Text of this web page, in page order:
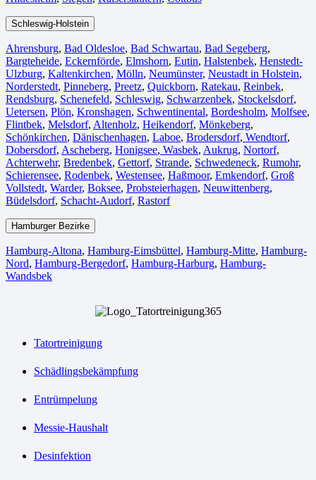
Schleswig-Holstein
Ahrensburg, Bad Oldesloe, Bad Schwartau, Bad Segeberg,
Bargteheide, Eckernförde, Elmshorn, Eutin, Halstenbek, Henstedt-
Ulzburg, Kaltenkirchen, Mölln, Neumünster, Neustadt in Holstein,
Norderstedt, Pinneberg, Preetz, Quickborn, Ratekau, Reinbek,
Rendsburg, Schenefeld, Schleswig, Schwarzenbek, Stockelsdorf,
Uetersen, Plön, Kronshagen, Schwentinental, Bordesholm, Molfsee,
Flintbek, Melsdorf, Altenholz, Heikendorf, Mönkeberg,
Schönkirchen, Dänischenhagen, Laboe, Brodersdorf, Wendtorf,
Dobersdorf, Ascheberg, Honigsee, Wasbek, Aukrug, Nortorf,
Achterwehr, Bredenbek, Gettorf, Strande, Schwedeneck, Rumohr,
Schierensee, Rodenbek, Westensee, Haßmoor, Emkendorf, Groß
Vollstedt, Warder, Boksee, Probsteierhagen, Neuwittenberg,
Büdelsdorf, Schacht-Audorf, Rastorf
Hamburger Bezirke
Hamburg-Altona, Hamburg-Eimsbüttel, Hamburg-Mitte, Hamburg-
Nord, Hamburg-Bergedorf, Hamburg-Harburg, Hamburg-
Wandsbek
Tatortreinigung
Schädlingsbekämpfung
Entrümpelung
Messie-Haushalt
Desinfektion